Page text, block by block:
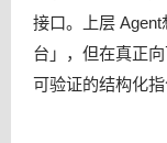
接口。上层
台」，但在真正
可验证的结构化指